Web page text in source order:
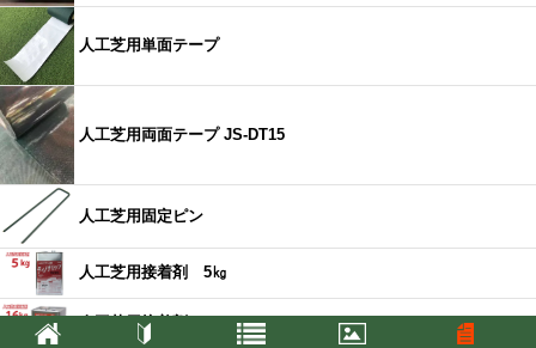
人工芝用単面テープ
人工芝用両面テープ JS-DT15
人工芝用固定ピン
人工芝用接着剤 5㎏
人工芝用接着剤 16㎏